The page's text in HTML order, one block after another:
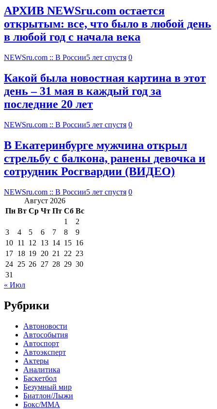
АРХИВ NEWSru.com остается
открытым: все, что было в любой день
в любой год с начала века
NEWSru.com :: В России5 лет спустя 0
Какой была новостная картина в этот
день – 31 мая в каждый год за
последние 20 лет
NEWSru.com :: В России5 лет спустя 0
В Екатеринбурге мужчина открыл
стрельбу с балкона, ранены девочка и
сотрудник Росгвардии (ВИДЕО)
NEWSru.com :: В России5 лет спустя 0
Август 2026
Пн Вт Ср Чт Пт Сб Вс
1
2
3
4 5 6 7 8
9
10 11 12 13 14 15 16
17 18 19 20 21 22 23
24 25 26 27 28 29 30
31
« Июл
Рубрики
Автоновости
Автособытия
Автоспорт
Автоэксперт
Актеры
Аналитика
Баскетбол
Безумный мир
Биатлон/Лыжи
Бокс/MMA